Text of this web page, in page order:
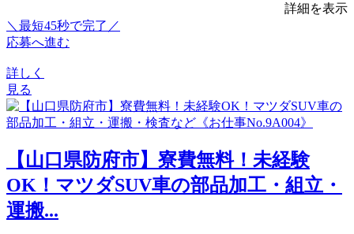
詳細を表示
＼最短45秒で完了／
応募へ進む
詳しく
見る
【山口県防府市】寮費無料！未経験
OK！マツダSUV車の部品加工・組立・
運搬...